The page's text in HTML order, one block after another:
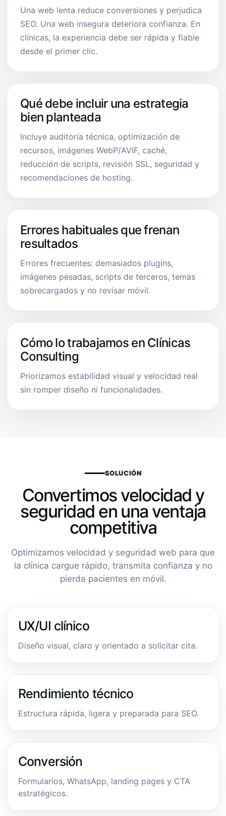
Una web lenta reduce conversiones y perjudica
SEO. Una web insegura deteriora confianza. En
clínicas, la experiencia debe ser rápida y fiable
desde el primer clic.
Qué debe incluir una estrategia
bien planteada
Incluye auditoría técnica, optimización de
recursos, imágenes WebP/AVIF, caché,
reducción de scripts, revisión SSL, seguridad y
recomendaciones de hosting.
Errores habituales que frenan
resultados
Errores frecuentes: demasiados plugins,
imágenes pesadas, scripts de terceros, temas
sobrecargados y no revisar móvil.
Cómo lo trabajamos en Clínicas
Consulting
Priorizamos estabilidad visual y velocidad real
sin romper diseño ni funcionalidades.
SOLUCIÓN
Convertimos velocidad y
seguridad en una ventaja
competitiva
Optimizamos velocidad y seguridad web para que
la clínica cargue rápido, transmita confianza y no
pierda pacientes en móvil.
UX/UI clínico
Diseño visual, claro y orientado a solicitar cita.
Rendimiento técnico
Estructura rápida, ligera y preparada para SEO.
Conversión
Formularios, WhatsApp, landing pages y CTA
estratégicos.